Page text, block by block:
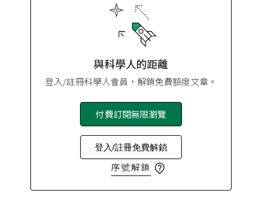
與科學人的距離
登入/註冊科學人會員，解鎖免費額度文章。
付費訂閱無限瀏覽
登入/註冊免費解鎖
序號解鎖